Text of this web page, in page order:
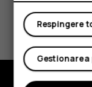
Considerați
Da Nu
Respingere